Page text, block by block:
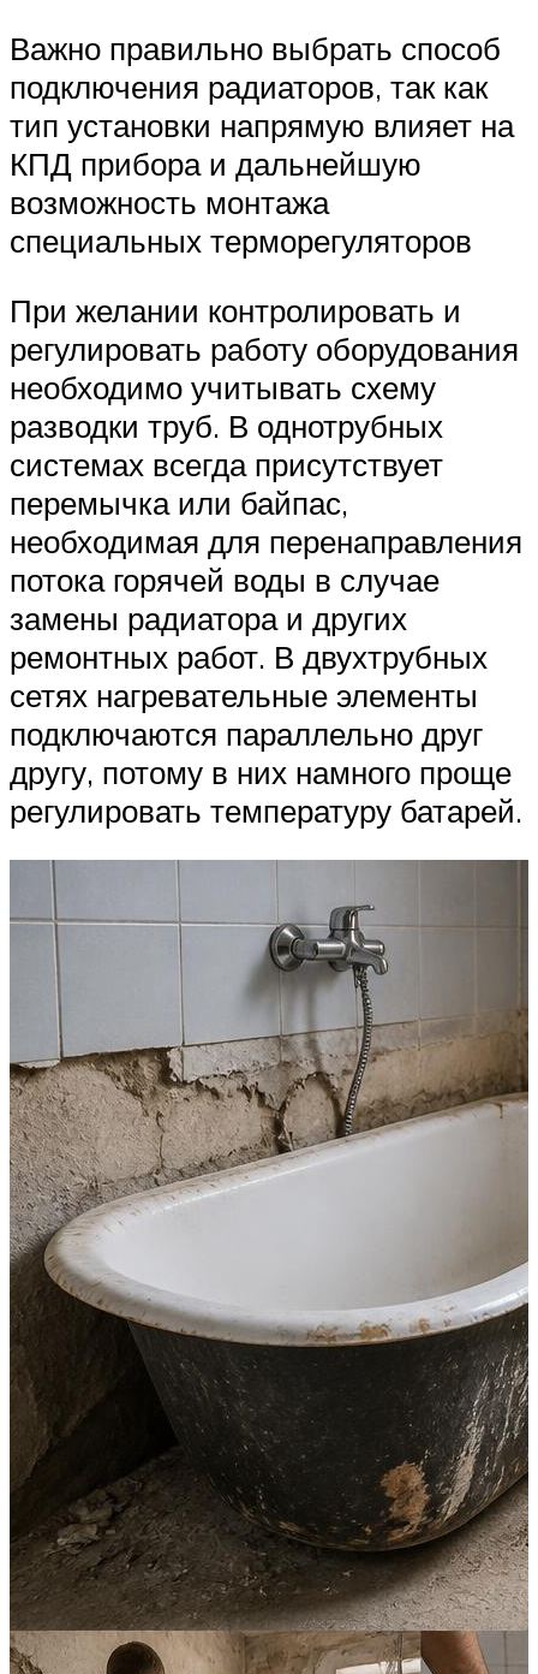
Важно правильно выбрать способ
подключения радиаторов, так как
тип установки напрямую влияет на
КПД прибора и дальнейшую
возможность монтажа
специальных терморегуляторов
При желании контролировать и
регулировать работу оборудования
необходимо учитывать схему
разводки труб. В однотрубных
системах всегда присутствует
перемычка или байпас,
необходимая для перенаправления
потока горячей воды в случае
замены радиатора и других
ремонтных работ. В двухтрубных
сетях нагревательные элементы
подключаются параллельно друг
другу, потому в них намного проще
регулировать температуру батарей.